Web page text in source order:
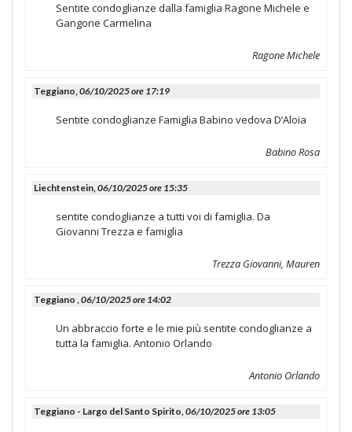
Sentite condoglianze dalla famiglia Ragone Michele e
Gangone Carmelina
Ragone Michele
Teggiano,06/10/2025 ore 17:19
Sentite condoglianze Famiglia Babino vedova D’Aloia
Babino Rosa
Liechtenstein,06/10/2025 ore 15:35
sentite condoglianze a tutti voi di famiglia. Da
Giovanni Trezza e famiglia
Trezza Giovanni, Mauren
Teggiano ,06/10/2025 ore 14:02
Un abbraccio forte e le mie più sentite condoglianze a
tutta la famiglia. Antonio Orlando
Antonio Orlando
Teggiano - Largo del Santo Spirito,06/10/2025 ore 13:05